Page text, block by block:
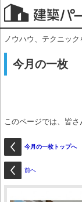
ノウハウ、テクニッ
今月の一枚
このページでは、皆さ
今月の一枚トップへ
前へ